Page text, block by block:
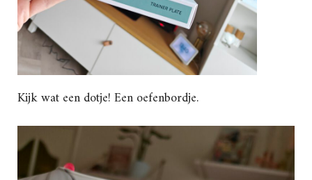
Kijk wat een dotje! Een oefenbordje.